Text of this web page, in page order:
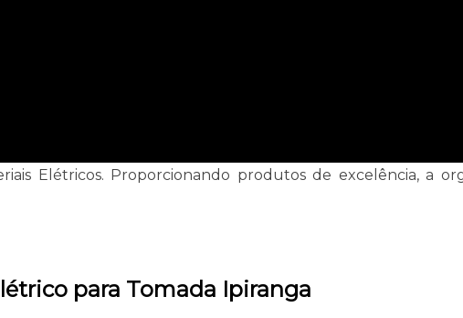
Elétricos. Proporcionando produtos de excelência, a
para Tomada Ipiranga